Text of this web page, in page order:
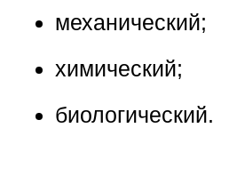
механический;
химический;
биологический.